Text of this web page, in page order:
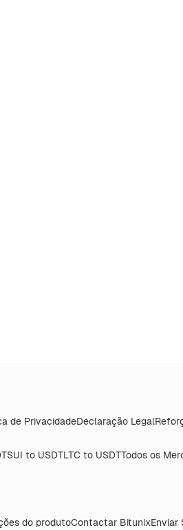
de PrivacidadeDeclaração Legal
SUI to USDTLTC to USDTTodos os
do produtoContactar BitunixEnviar